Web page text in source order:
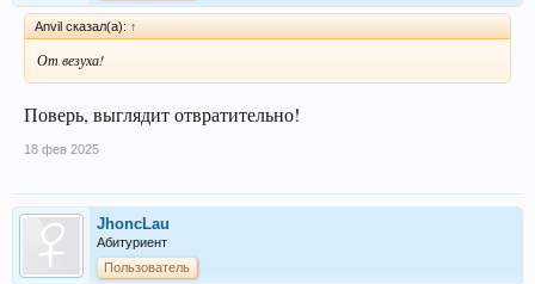
Anvil сказал(а): ↑
От везуха!
Поверь, выглядит отвратительно!
18 фев 2025
JhoncLau
Абитуриент
Пользователь